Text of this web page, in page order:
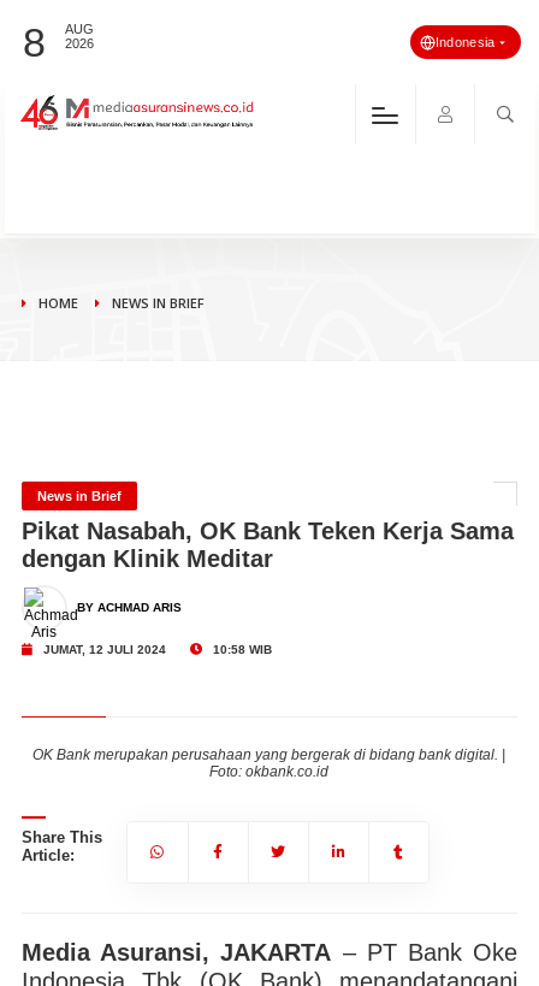
8
AUG
2026
Indonesia
HOME NEWS IN BRIEF
News in Brief
Pikat Nasabah, OK Bank Teken Kerja Sama
dengan Klinik Meditar
BY ACHMAD ARIS
JUMAT, 12 JULI 2024 10:58 WIB
OK Bank merupakan perusahaan yang bergerak di bidang bank digital. |
Foto: okbank.co.id
Share This
Article:
Media Asuransi, JAKARTA – PT Bank Oke